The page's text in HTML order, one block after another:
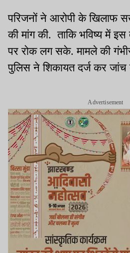
परिजनों ने आरोपी के खिलाफ
की मांग की. ताकि भविष्य में
पर रोक लग सके. मामले की
पुलिस ने शिकायत दर्ज कर
Advertisement